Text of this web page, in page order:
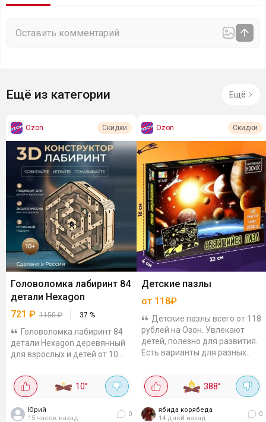
Ещё из категории Ещё
Ozon Скидки
Головоломка лабиринт 84
детали Hexagon
721 ₽ 1150₽ 37 %
Головоломка лабиринт 84
детали Hexagon деревянный
для взрослых и детей от 10
головоломок точно будет
интересно. Если верить озону
то в июле было в 2...
10°
Юрий
15 часов назад
0
Ozon Скидки
Детские пазлы
от 118₽
Детские пазлы всего от 118
рублей на Озон. Увлекают
детей, полезно для развития.
Есть варианты для разных
Светящийся, "Таинственный
космос"...
388°
ябида корябеда
14 дней назад
0